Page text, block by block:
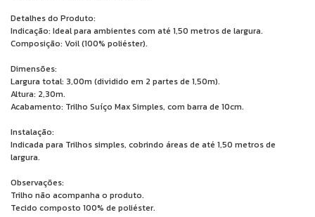
Detalhes do Produto:
Indicação: Ideal para ambientes com até 1,50 metros de largura.
Composição: Voil (100% poliéster).
Dimensões:
Largura total: 3,00m (dividido em 2 partes de 1,50m).
Altura: 2,30m.
Acabamento: Trilho Suíço Max Simples, com barra de 10cm.
Instalação:
Indicada para Trilhos simples, cobrindo áreas de até 1,50 metros de
largura.
Observações:
Trilho não acompanha o produto.
Tecido composto 100% de poliéster.